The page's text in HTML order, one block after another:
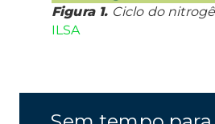
Figura 1. Ciclo do
ILSA